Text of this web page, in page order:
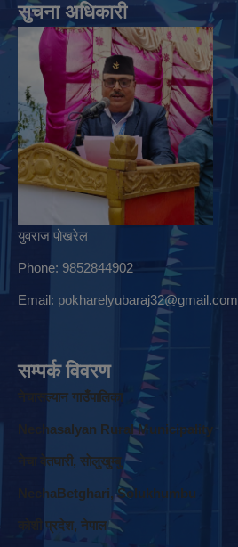
सुचना अधिकारी
युवराज पोखरेल
Phone: 9852844902
Email: pokharelyubaraj32@gmail.com
सम्पर्क विवरण
नेचासल्यान गाउँपालिका
Nechasalyan Rural Municipality
नेचा वेतघारी, साेलुखुम्बु
NechaBetghari, Solukhumbu
काेशी प्रदेश, नेपाल